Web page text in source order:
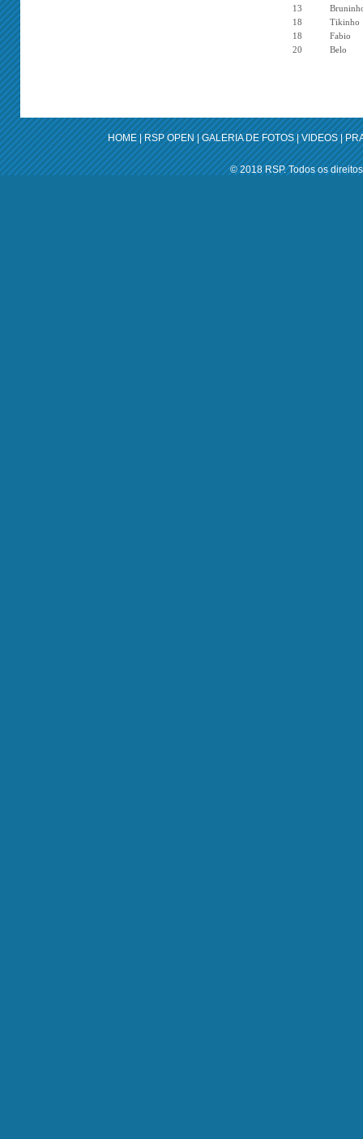
13
18
Tikinho
18
Fabio
20
Belo
HOME|RSP OPEN|GALERIA DE FOTOS|VIDEOS|
© 2018 RSP. Todos os